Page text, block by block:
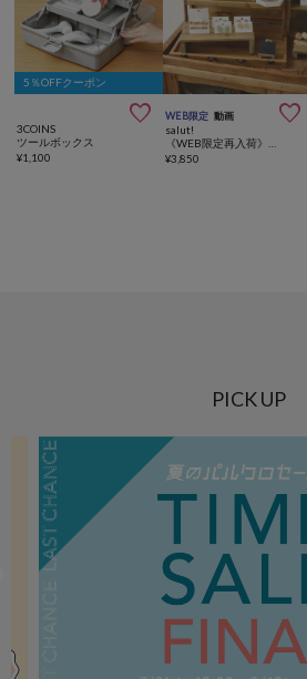
5％OFFクーポン

3COINS
ツールボックス
¥1,100
WEB限定 動画 
salut!
¥3,850
PICK UP